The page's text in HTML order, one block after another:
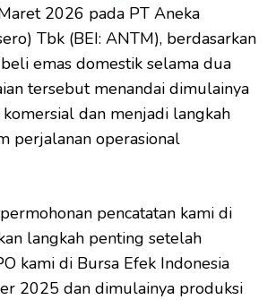
2026 pada PT Aneka
Tbk (BEI: ANTM), berdasarkan
emas domestik selama dua
tersebut menandai dimulainya
dan menjadi langkah
perjalanan operasional
pencatatan kami di
langkah penting setelah
kami di Bursa Efek Indonesia
2025 dan dimulainya produksi